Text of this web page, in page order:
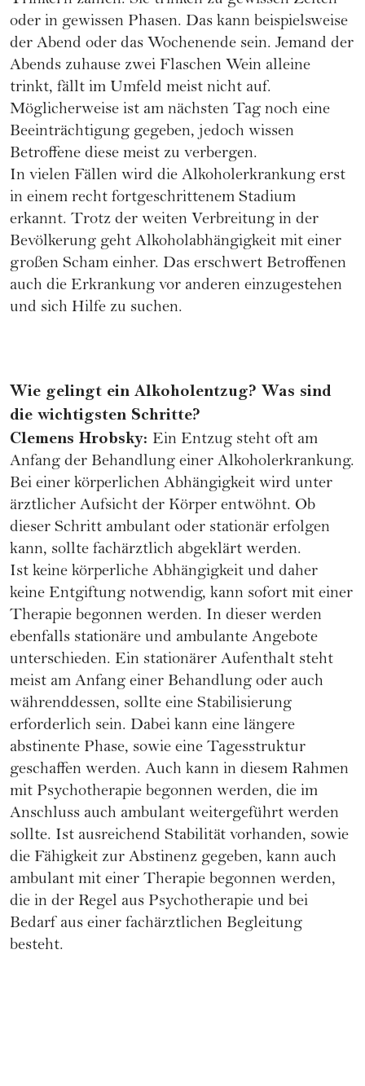
oder in gewissen Phasen. Das kann beispielsweise
der Abend oder das Wochenende sein. Jemand der
Abends zuhause zwei Flaschen Wein alleine
trinkt, fällt im Umfeld meist nicht auf.
Möglicherweise ist am nächsten Tag noch eine
Beeinträchtigung gegeben, jedoch wissen
Betroffene diese meist zu verbergen.
In vielen Fällen wird die Alkoholerkrankung erst
in einem recht fortgeschrittenem Stadium
erkannt. Trotz der weiten Verbreitung in der
Bevölkerung geht Alkoholabhängigkeit mit einer
großen Scham einher. Das erschwert Betroffenen
auch die Erkrankung vor anderen einzugestehen
und sich Hilfe zu suchen.
Wie gelingt ein Alkoholentzug? Was sind
die wichtigsten Schritte?
Clemens Hrobsky: Ein Entzug steht oft am
Anfang der Behandlung einer Alkoholerkrankung.
Bei einer körperlichen Abhängigkeit wird unter
ärztlicher Aufsicht der Körper entwöhnt. Ob
dieser Schritt ambulant oder stationär erfolgen
kann, sollte fachärztlich abgeklärt werden.
Ist keine körperliche Abhängigkeit und daher
keine Entgiftung notwendig, kann sofort mit einer
Therapie begonnen werden. In dieser werden
ebenfalls stationäre und ambulante Angebote
unterschieden. Ein stationärer Aufenthalt steht
meist am Anfang einer Behandlung oder auch
währenddessen, sollte eine Stabilisierung
erforderlich sein. Dabei kann eine längere
abstinente Phase, sowie eine Tagesstruktur
geschaffen werden. Auch kann in diesem Rahmen
mit Psychotherapie begonnen werden, die im
Anschluss auch ambulant weitergeführt werden
sollte. Ist ausreichend Stabilität vorhanden, sowie
die Fähigkeit zur Abstinenz gegeben, kann auch
ambulant mit einer Therapie begonnen werden,
die in der Regel aus Psychotherapie und bei
Bedarf aus einer fachärztlichen Begleitung
besteht.